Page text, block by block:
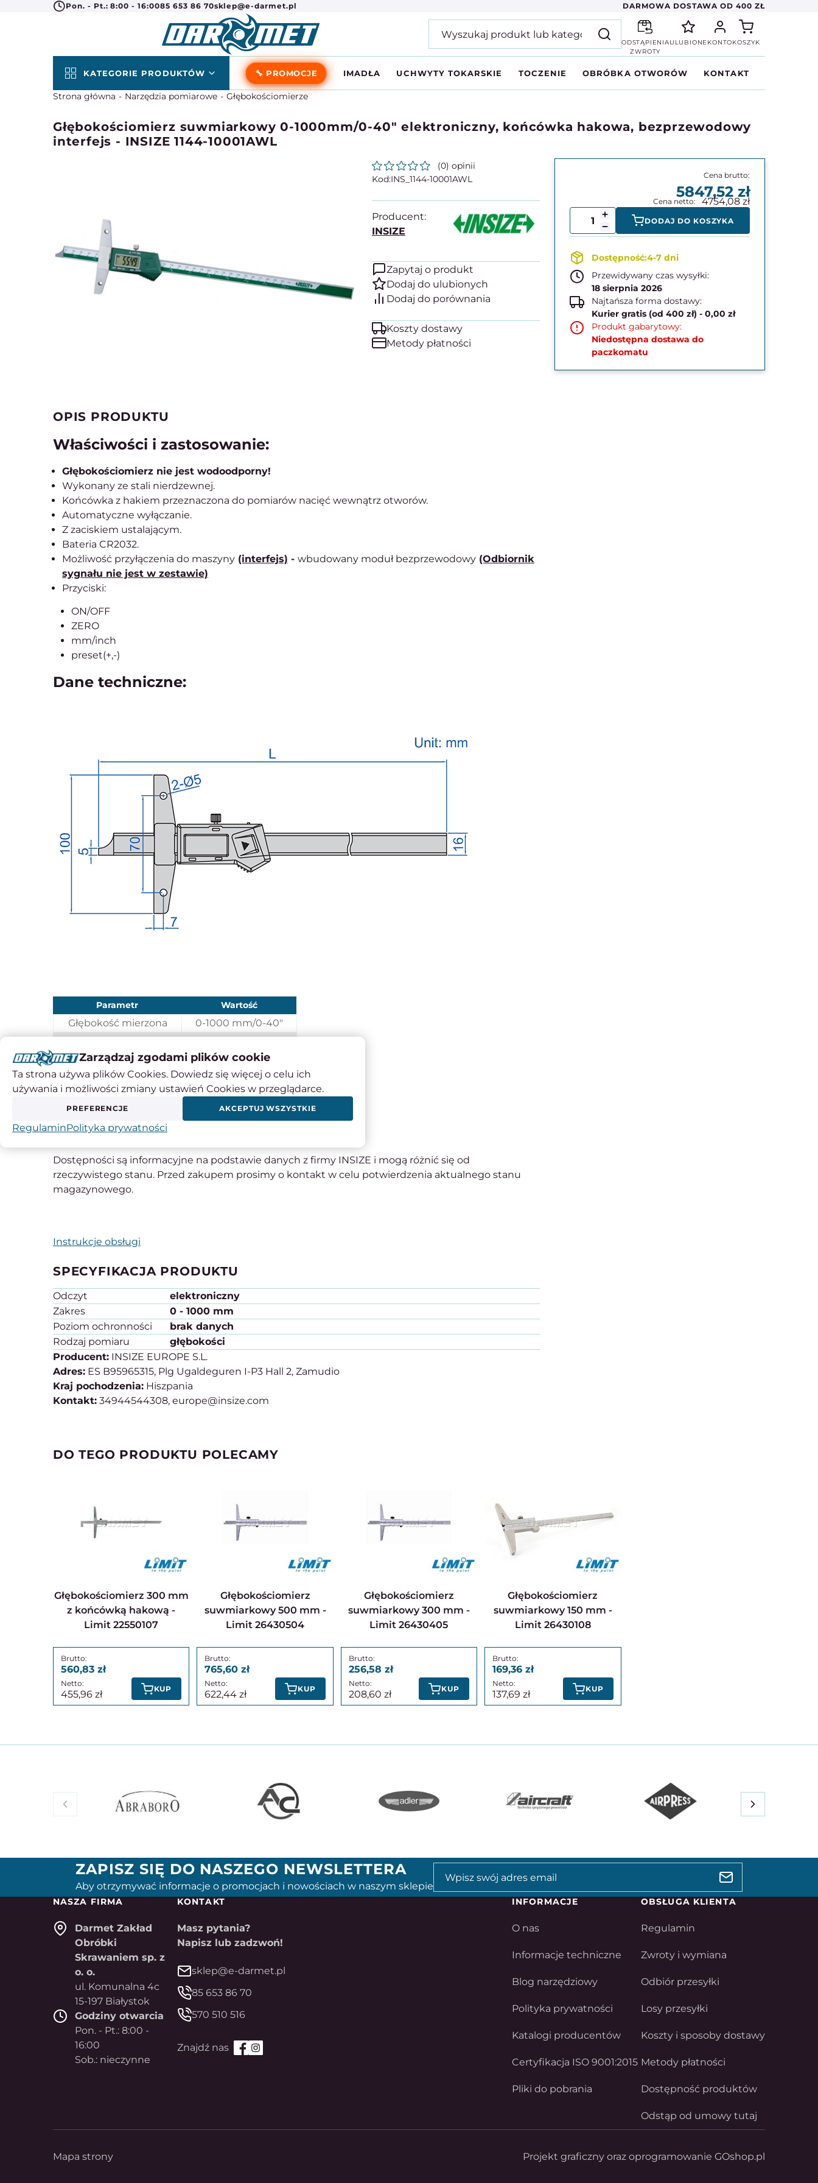
Pon. - Pt.: 8:00 - 16:0085 653 86 70sklep@e-darmet.pl DARMOWA DOSTAWA OD 400 ZŁ
ODSTĄPIENIA
ZWROTY
ULUBIONE KONTOKOSZYK
KATEGORIE PRODUKTÓW 🔧 PROMOCJE IMADŁA UCHWYTY TOKARSKIE TOCZENIE OBRÓBKA OTWORÓW KONTAKT
Strona główna Narzędzia pomiarowe Głębokościomierze
Głębokościomierz suwmiarkowy 0-1000mm/0-40" elektroniczny, końcówka hakowa, bezprzewodowy
interfejs - INSIZE 1144-10001AWL
(0) opinii
INS_1144-10001AWL
Producent:
INSIZE
Zapytaj o produkt
Koszty dostawy
Metody płatności
5847,52
4754,08
DODAJ DO KOSZYKA
4-7 dni
Przewidywany czas wysyłki:
18 sierpnia 2026
Najtańsza forma dostawy:
Kurier gratis (od 400 zł) - 0,00 zł
Produkt gabarytowy:
Niedostępna dostawa do
paczkomatu
OPIS PRODUKTU
Właściwości i zastosowanie:
Głębokościomierz nie jest wodoodporny!
Wykonany ze stali nierdzewnej.
Końcówka z hakiem przeznaczona do pomiarów nacięć wewnątrz otworów.
Automatyczne wyłączanie.
Z zaciskiem ustalającym.
Bateria CR2032.
Możliwość przyłączenia do maszyny (interfejs) - wbudowany moduł bezprzewodowy (Odbiornik
sygnału nie jest w zestawie)
Przyciski:
ON/OFF
ZERO
mm/inch
preset(+,-)
Dane techniczne:
Parametr Wartość
Głębokość mierzona
0-1000 mm/0-40"
Dokładność
± 0,07 mm
L
1188 mm
d
200 mm
a
10 mm
b
4 mm
c
Dostępności są informacyjne na podstawie danych z firmy INSIZE i mogą różnić się od
rzeczywistego stanu. Przed zakupem prosimy o kontakt w celu potwierdzenia aktualnego stanu
magazynowego.
Instrukcje obsługi
SPECYFIKACJA PRODUKTU
Odczyt
elektroniczny
Zakres
0 - 1000 mm
Poziom ochronności
brak danych
Rodzaj pomiaru
głębokości
Producent: INSIZE EUROPE S.L.
Adres: ES B95965315, Plg Ugaldeguren I-P3 Hall 2, Zamudio
Kraj pochodzenia: Hiszpania
Kontakt: 34944544308, europe@insize.com
DO TEGO PRODUKTU POLECAMY
Głębokościomierz 300 mm
z końcówką hakową -
Limit 22550107
560,83
455,96 KUP
Głębokościomierz
suwmiarkowy 500 mm -
Limit 26430504
765,60
622,44 KUP
Głębokościomierz
suwmiarkowy 300 mm -
Limit 26430405
256,58
208,60 KUP
Głębokościomierz
suwmiarkowy 150 mm -
Limit 26430108
169,36
137,69 KUP
ZAPISZ SIĘ DO NASZEGO NEWSLETTERA
Aby otrzymywać informacje o promocjach i nowościach w naszym sklepie
NASZA FIRMA
Darmet Zakład
Obróbki
Skrawaniem sp. z
o. o.
ul. Komunalna 4c
15-197 Białystok
Godziny otwarcia
Pon. - Pt.: 8:00 -
16:00
Sob.: nieczynne
KONTAKT
Masz pytania?
Napisz lub zadzwoń!
sklep@e-darmet.pl
85 653 86 70
570 510 516
INFORMACJE
O nas
Informacje techniczne
Blog narzędziowy
Polityka prywatności
Katalogi producentów
Certyfikacja ISO 9001:2015
Pliki do pobrania
OBSŁUGA KLIENTA
Regulamin
Zwroty i wymiana
Odbiór przesyłki
Losy przesyłki
Koszty i sposoby dostawy
Metody płatności
Dostępność produktów
Odstąp od umowy tutaj
Mapa strony Projekt graficzny oraz oprogramowanie GOshop.pl
Zarządzaj zgodami plików cookie
Ta strona używa plików Cookies. Dowiedz się więcej o celu ich
używania i możliwości zmiany ustawień Cookies w przeglądarce.
PREFERENCJE AKCEPTUJ WSZYSTKIE
RegulaminPolityka prywatności